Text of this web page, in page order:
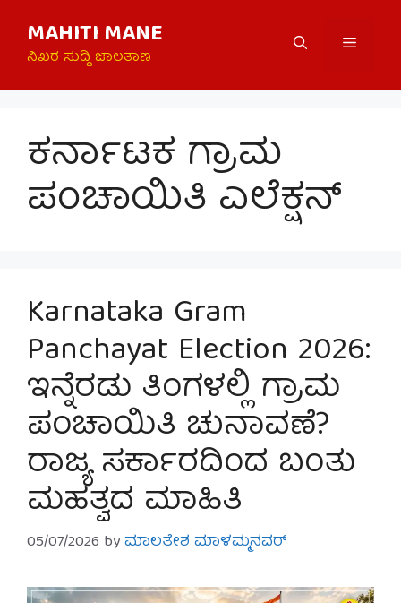
content
MAHITI MANE
ನಿಖರ ಸುದ್ದಿ ಜಾಲತಾಣ
Menu
ಕರ್ನಾಟಕ ಗ್ರಾಮ
ಪಂಚಾಯಿತಿ ಎಲೆಕ್ಷನ್
Karnataka Gram
Panchayat Election 2026:
ಇನ್ನೆರಡು ತಿಂಗಳಲ್ಲಿ ಗ್ರಾಮ
ಪಂಚಾಯಿತಿ ಚುನಾವಣೆ?
ರಾಜ್ಯ ಸರ್ಕಾರದಿಂದ ಬಂತು
ಮಹತ್ವದ ಮಾಹಿತಿ
05/07/2026 byಮಾಲತೇಶ ಮಾಳಮ್ಮನವರ್